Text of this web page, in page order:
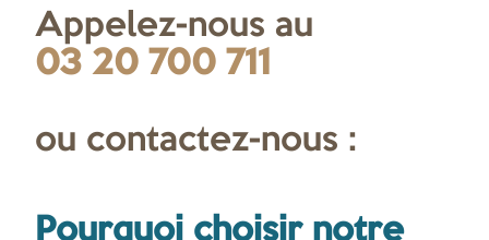
Appelez-nous au
03 20 700 711
ou contactez-nous :
Pourquoi choisir notre